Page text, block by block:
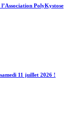
PolyKystose
11 juillet 2026 !